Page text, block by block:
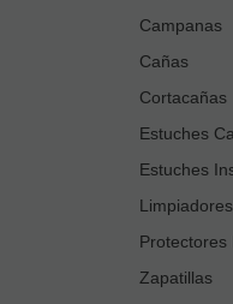
Campanas
Cañas
Cortacañas
Estuches
Estuches
Limpiadores
Protectores
Zapatillas